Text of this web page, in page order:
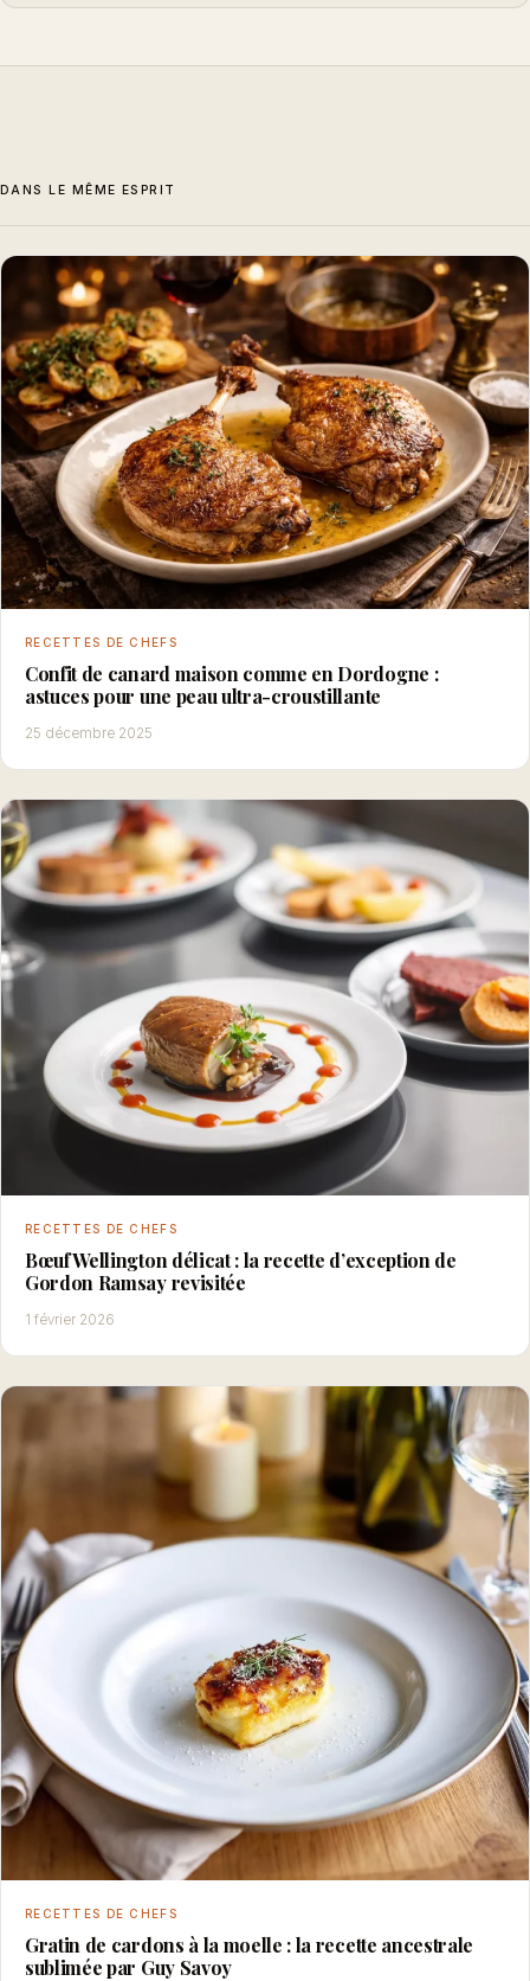
DANS LE MÊME ESPRIT
RECETTES DE CHEFS
Confit de canard maison comme en Dordogne :
astuces pour une peau ultra-croustillante
25 décembre 2025
RECETTES DE CHEFS
Bœuf Wellington délicat : la recette d’exception de
Gordon Ramsay revisitée
1 février 2026
RECETTES DE CHEFS
Gratin de cardons à la moelle : la recette ancestrale
sublimée par Guy Savoy